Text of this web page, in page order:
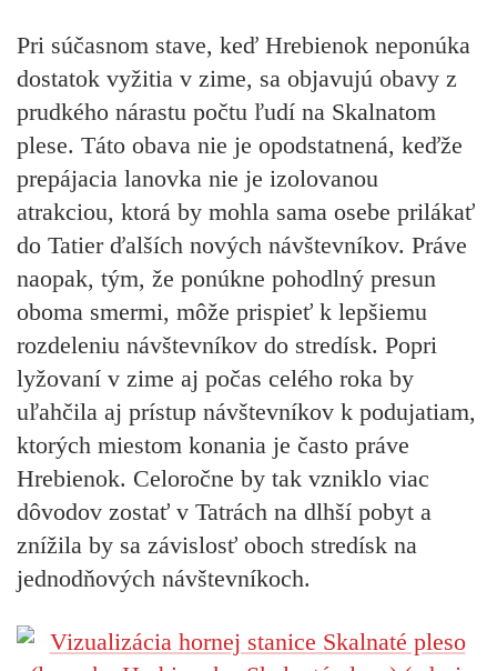
Pri súčasnom stave, keď Hrebienok neponúka
dostatok vyžitia v zime, sa objavujú obavy z
prudkého nárastu počtu ľudí na Skalnatom
plese. Táto obava nie je opodstatnená, keďže
prepájacia lanovka nie je izolovanou
atrakciou, ktorá by mohla sama osebe prilákať
do Tatier ďalších nových návštevníkov. Práve
naopak, tým, že ponúkne pohodlný presun
oboma smermi, môže prispieť k lepšiemu
rozdeleniu návštevníkov do stredísk. Popri
lyžovaní v zime aj počas celého roka by
uľahčila aj prístup návštevníkov k podujatiam,
ktorých miestom konania je často práve
Hrebienok. Celoročne by tak vzniklo viac
dôvodov zostať v Tatrách na dlhší pobyt a
znížila by sa závislosť oboch stredísk na
jednodňových návštevníkoch.